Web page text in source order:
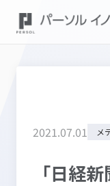
2021.07.01 メ
「日経